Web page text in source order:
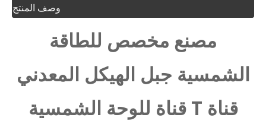
وصف المنتج
مصنع مخصص للطاقة
الشمسية جبل الهيكل المعدني
قناة T قناة للوحة الشمسية